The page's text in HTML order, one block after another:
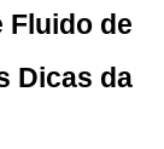
Fluido de
Dicas da